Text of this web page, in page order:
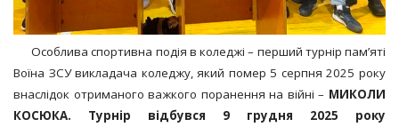
Особлива спортивна подія в коледжі – перший турнір пам’яті
Воїна ЗСУ викладача коледжу, який помер 5 серпня 2025 року
внаслідок отриманого важкого поранення на війні – МИКОЛИ
КОСЮКА. Турнір відбувся 9 грудня 2025 року